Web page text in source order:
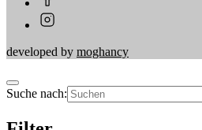
developed by moghancy
Suche nach: